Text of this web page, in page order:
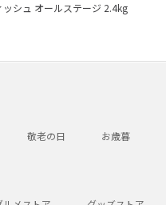
シュ オールステージ 2.4kg
敬老の日 お歳暮